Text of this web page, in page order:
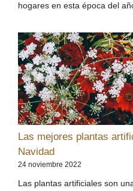
hogares en esta época del
Las mejores plantas
Navidad
24 noviembre 2022
Las plantas artificiales son